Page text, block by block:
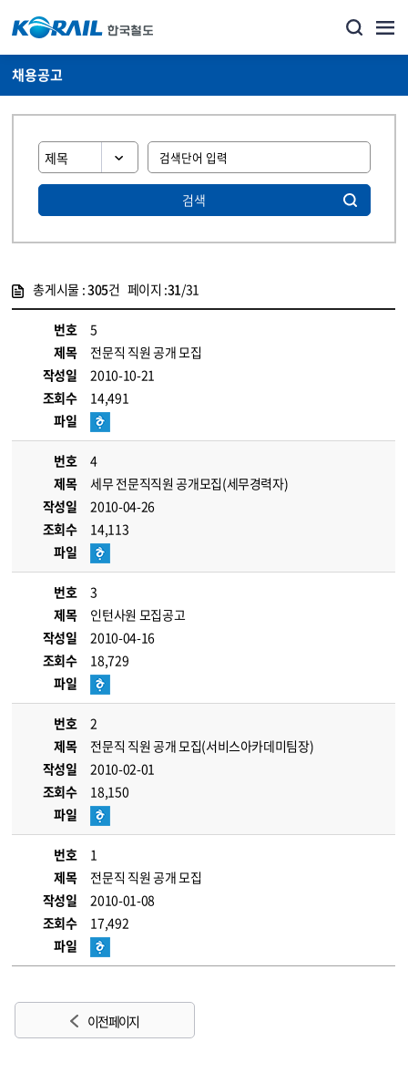
채용공고
검색
총게시물 :305건 페이지 :31/31
번호
5
제목
전문직 직원 공개 모집
작성일
2010-10-21
조회수
14,491
파일
번호
4
제목
세무 전문직직원 공개모집(세무경력자)
작성일
2010-04-26
조회수
14,113
파일
번호
3
제목
인턴사원 모집공고
작성일
2010-04-16
조회수
18,729
파일
번호
2
제목
전문직 직원 공개 모집(서비스아카데미팀장)
작성일
2010-02-01
조회수
18,150
파일
번호
1
제목
전문직 직원 공개 모집
작성일
2010-01-08
조회수
17,492
파일
이전 페이지